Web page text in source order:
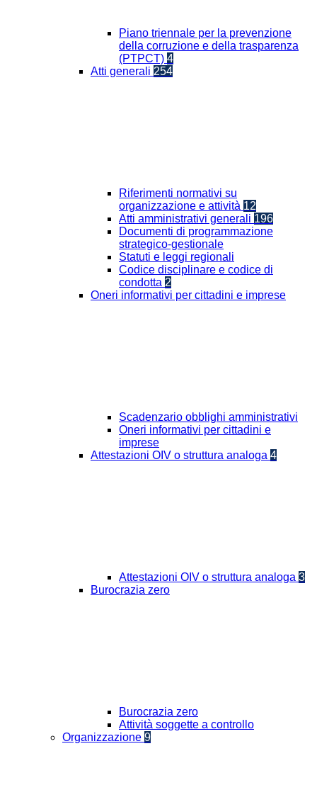
Piano triennale per la prevenzione
della corruzione e della trasparenza
(PTPCT) 4
Atti generali 254
Riferimenti normativi su
organizzazione e attività 12
Atti amministrativi generali 196
Documenti di programmazione
strategico-gestionale
Statuti e leggi regionali
Codice disciplinare e codice di
condotta 2
Oneri informativi per cittadini e imprese
Scadenzario obblighi amministrativi
Oneri informativi per cittadini e
imprese
Attestazioni OIV o struttura analoga 4
Attestazioni OIV o struttura analoga 3
Burocrazia zero
Burocrazia zero
Attività soggette a controllo
Organizzazione 9